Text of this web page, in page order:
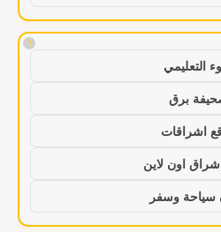
!
التعليمي
برق
اشراقات
اون لاين
سياحة وسفر